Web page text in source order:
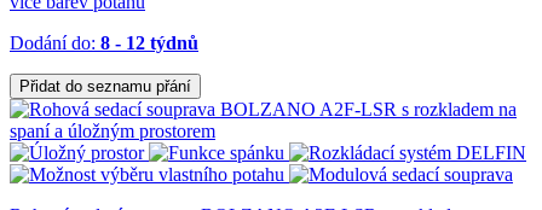
Dodání do: 8 - 12 týdnů
Přidat do seznamu přání